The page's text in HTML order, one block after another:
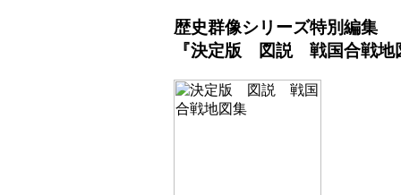
歴史群像シリーズ特別編集
『決定版 図説 戦国合戦地